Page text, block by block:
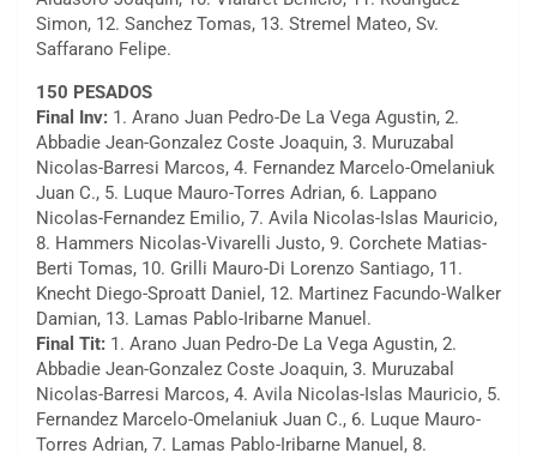
Simon, 12. Sanchez Tomas, 13. Stremel Mateo, Sv.
Saffarano Felipe.
150 PESADOS
Final Inv: 1. Arano Juan Pedro-De La Vega Agustin, 2.
Abbadie Jean-Gonzalez Coste Joaquin, 3. Muruzabal
Nicolas-Barresi Marcos, 4. Fernandez Marcelo-Omelaniuk
Juan C., 5. Luque Mauro-Torres Adrian, 6. Lappano
Nicolas-Fernandez Emilio, 7. Avila Nicolas-Islas Mauricio,
8. Hammers Nicolas-Vivarelli Justo, 9. Corchete Matias-
Berti Tomas, 10. Grilli Mauro-Di Lorenzo Santiago, 11.
Knecht Diego-Sproatt Daniel, 12. Martinez Facundo-Walker
Damian, 13. Lamas Pablo-Iribarne Manuel.
Final Tit: 1. Arano Juan Pedro-De La Vega Agustin, 2.
Abbadie Jean-Gonzalez Coste Joaquin, 3. Muruzabal
Nicolas-Barresi Marcos, 4. Avila Nicolas-Islas Mauricio, 5.
Fernandez Marcelo-Omelaniuk Juan C., 6. Luque Mauro-
Torres Adrian, 7. Lamas Pablo-Iribarne Manuel, 8.